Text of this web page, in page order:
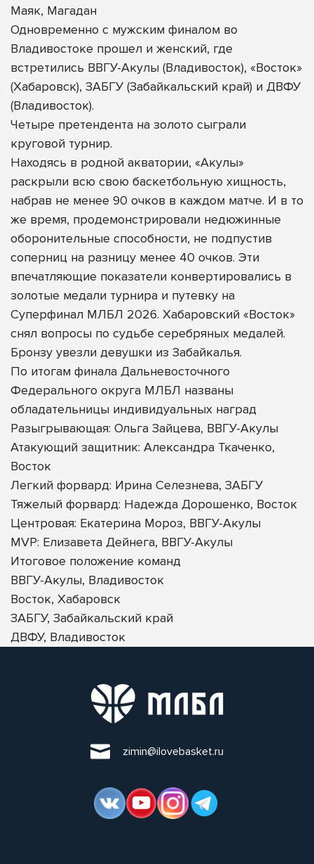
Маяк, Магадан
Одновременно с мужским финалом во
Владивостоке прошел и женский, где
встретились ВВГУ-Акулы (Владивосток), «Восток»
(Хабаровск), ЗАБГУ (Забайкальский край) и ДВФУ
(Владивосток).
Четыре претендента на золото сыграли
круговой турнир.
Находясь в родной акватории, «Акулы»
раскрыли всю свою баскетбольную хищность,
набрав не менее 90 очков в каждом матче. И в то
же время, продемонстрировали недюжинные
оборонительные способности, не подпустив
соперниц на разницу менее 40 очков. Эти
впечатляющие показатели конвертировались в
золотые медали турнира и путевку на
Суперфинал МЛБЛ 2026. Хабаровский «Восток»
снял вопросы по судьбе серебряных медалей.
Бронзу увезли девушки из Забайкалья.
По итогам финала Дальневосточного
Федерального округа МЛБЛ названы
обладательницы индивидуальных наград
Разыгрывающая: Ольга Зайцева, ВВГУ-Акулы
Атакующий защитник: Александра Ткаченко,
Восток
Легкий форвард: Ирина Селезнева, ЗАБГУ
Тяжелый форвард: Надежда Дорошенко, Восток
Центровая: Екатерина Мороз, ВВГУ-Акулы
MVP: Елизавета Дейнега, ВВГУ-Акулы
Итоговое положение команд
ВВГУ-Акулы, Владивосток
Восток, Хабаровск
ЗАБГУ, Забайкальский край
ДВФУ, Владивосток
zimin@ilovebasket.ru